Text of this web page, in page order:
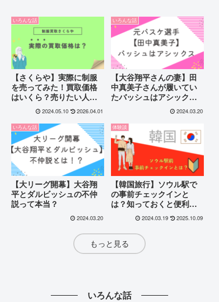
いろんな話
【さくらや】実際に制服
を売ってみた！買取価格
はいくら？売りたい人必
2024.05.10 2026.04.01
いろんな話
【大谷翔平さんの妻】田
中真美子さんが履いてい
たバッシュはアシック
2024.03.20
いろんな話
【大リーグ開幕】大谷翔
平とダルビッシュの不仲
説って本当？
2024.03.20
体験談
【韓国旅行】ソウル駅で
の事前チェックインと
は？知っておくと便利な
サービス！2024.03.19 2025.10.09
もっと見る
いろんな話